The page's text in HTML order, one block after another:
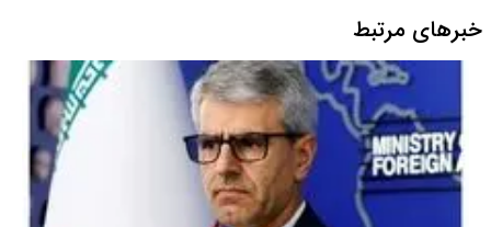
خبرهای مرتبط